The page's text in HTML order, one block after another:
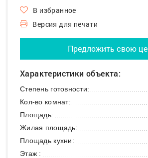
В избранное
Версия для печати
Предложить свою
Характеристики объекта:
Степень готовности:
Кол-во комнат:
Площадь:
Жилая площадь:
Площадь кухни:
Этаж :